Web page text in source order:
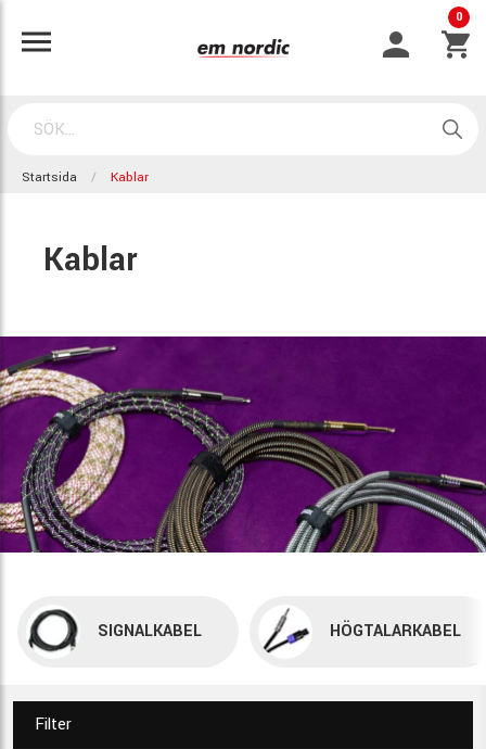
0
Startsida Kablar
Kablar
SIGNALKABEL HÖGTALARKABEL
Filter